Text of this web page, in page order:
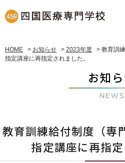
HOME > お知らせ > 2023年度 > 教育訓
指定講座に再指定されました。
お知
NEWS
教育訓練給付制度（専
指定講座に再指定